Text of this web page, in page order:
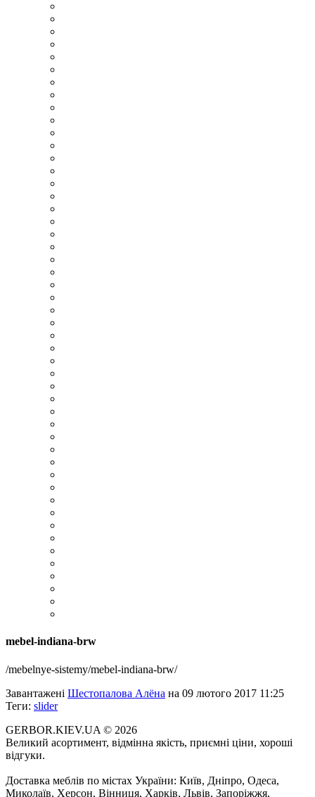
mebel-indiana-brw
/mebelnye-sistemy/mebel-indiana-brw/
Завантажені Шестопалова Алёна на 09 лютого 2017 11:25
Теги: slider
GERBOR.KIEV.UA © 2026
Великий асортимент, відмінна якість, приємні ціни, хороші
відгуки.
Доставка меблів по містах України: Київ, Дніпро, Одеса,
Миколаїв, Херсон, Вінниця, Харків, Львів, Запоріжжя,